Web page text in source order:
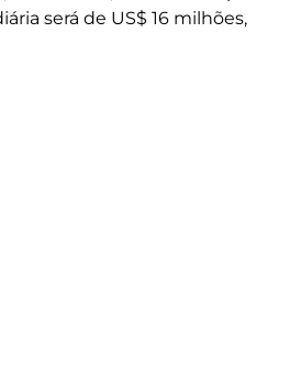
será de US$ 16 milhões,